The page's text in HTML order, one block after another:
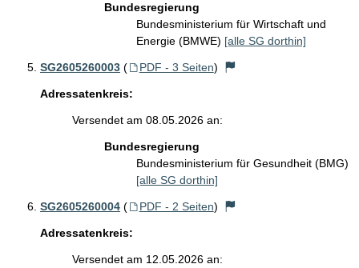
Bundesregierung
Bundesministerium für Wirtschaft und
Energie (BMWE) [alle SG dorthin]
SG2605260003 ( PDF - 3 Seiten)
Adressatenkreis:
Versendet am 08.05.2026 an:
Bundesregierung
Bundesministerium für Gesundheit (BMG)
[alle SG dorthin]
SG2605260004 ( PDF - 2 Seiten)
Adressatenkreis:
Versendet am 12.05.2026 an: